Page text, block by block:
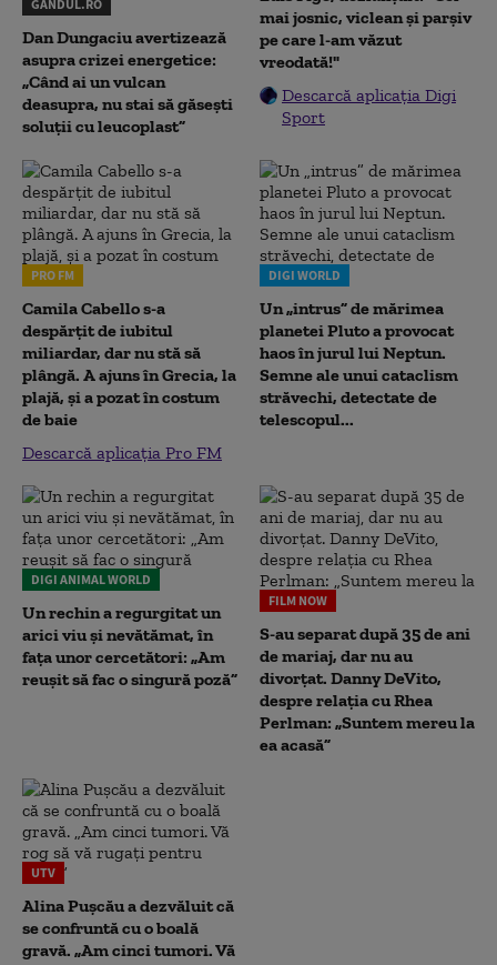
GANDUL.RO
Dan Dungaciu avertizează
asupra crizei energetice:
„Când ai un vulcan
deasupra, nu stai să găsești
soluții cu leucoplast”
mai josnic, viclean și parșiv
pe care l-am văzut
vreodată!"
Descarcă aplicația Digi
Sport
PRO FM
Camila Cabello s-a
despărțit de iubitul
miliardar, dar nu stă să
plângă. A ajuns în Grecia, la
plajă, și a pozat în costum
de baie
Descarcă aplicația Pro FM
DIGI WORLD
Un „intrus” de mărimea
planetei Pluto a provocat
haos în jurul lui Neptun.
Semne ale unui cataclism
străvechi, detectate de
telescopul...
DIGI ANIMAL WORLD
Un rechin a regurgitat un
arici viu și nevătămat, în
fața unor cercetători: „Am
reușit să fac o singură poză”
FILM NOW
S-au separat după 35 de ani
de mariaj, dar nu au
divorțat. Danny DeVito,
despre relația cu Rhea
Perlman: „Suntem mereu la
ea acasă”
UTV
Alina Pușcău a dezvăluit că
se confruntă cu o boală
gravă. „Am cinci tumori. Vă